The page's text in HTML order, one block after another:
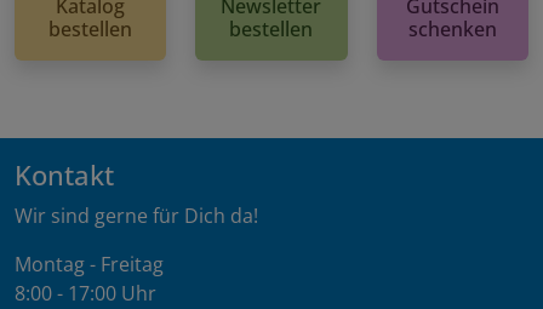
Katalog
bestellen
Newsletter
bestellen
Gutschein
schenken
Kontakt
Wir sind gerne für Dich da!
Montag - Freitag
8:00 - 17:00 Uhr